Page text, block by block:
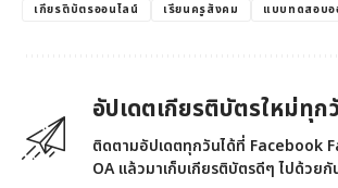
เกียรติบัตรออนไลน์
เรียนครูสังคม แบบทดสอบอ
อัปเดตเกียรติบัตรใหม่ทุก
ติดตามอัปเดตทุกวันได้ที่ Facebook
OA แล้วมาเก็บเกียรติบัตรดีๆ ไปด้วยกั